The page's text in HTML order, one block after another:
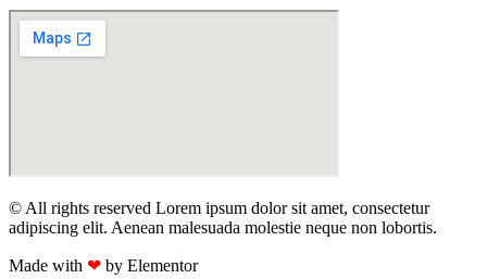
© All rights reserved Lorem ipsum dolor sit amet, consectetur
adipiscing elit. Aenean malesuada molestie neque non lobortis.
Made with ❤ by Elementor​​